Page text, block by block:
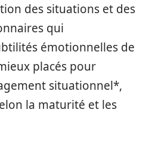
des situations et des
qui
émotionnelles de
placés pour
situationnel*,
la maturité et les